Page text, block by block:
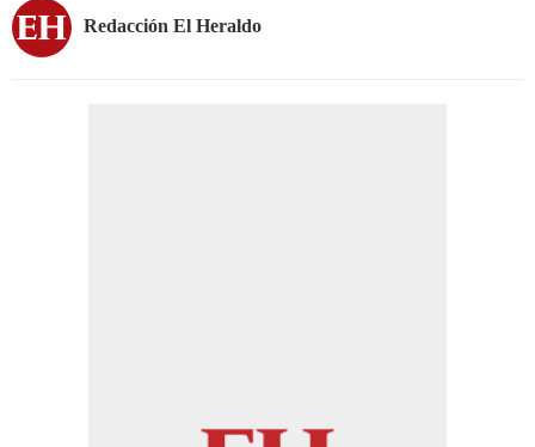
Redacción El Heraldo